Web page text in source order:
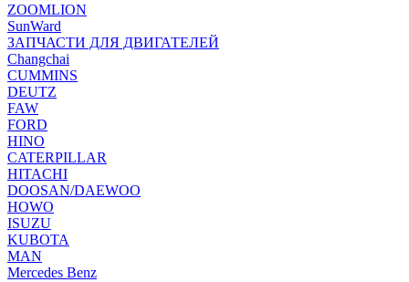
ZOOMLION
SunWard
ЗАПЧАСТИ ДЛЯ ДВИГАТЕЛЕЙ
Changchai
CUMMINS
DEUTZ
FAW
FORD
HINO
CATERPILLAR
HITACHI
DOOSAN/DAEWOO
HOWO
ISUZU
KUBOTA
MAN
Mercedes Benz